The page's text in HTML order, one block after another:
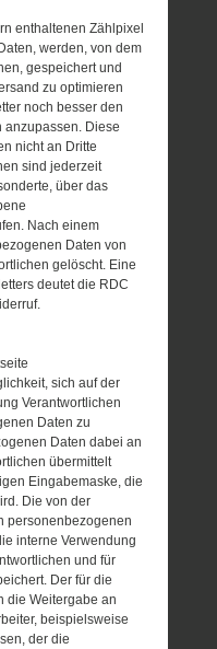
enthaltenen Zählpixel
werden, von dem
gespeichert und
zu optimieren
noch besser den
anzupassen. Diese
nicht an Dritte
sind jederzeit
über das
Nach einem
Daten von
gelöscht. Eine
deutet die RDC
sich auf der
Verantwortlichen
Daten zu
Daten dabei an
übermittelt
Eingabemaske, die
Die von der
personenbezogenen
interne Verwendung
und für
Der für die
die Weitergabe an
beispielsweise
der die